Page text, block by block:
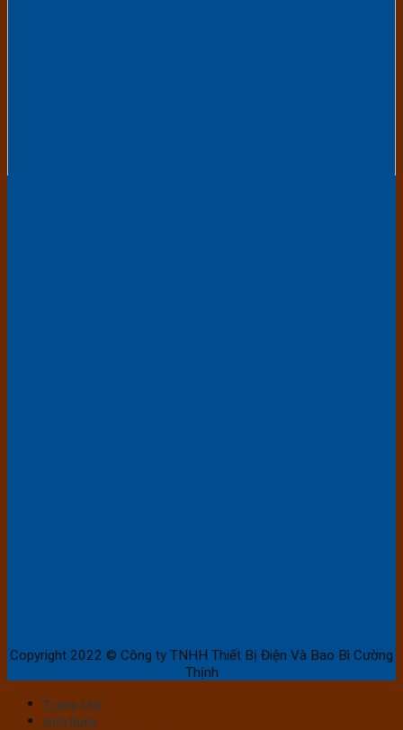
Copyright 2022 © Công ty TNHH Thiết Bị Điện Và Bao Bì Cường
Thịnh
Trang Chủ
Giới thiệu